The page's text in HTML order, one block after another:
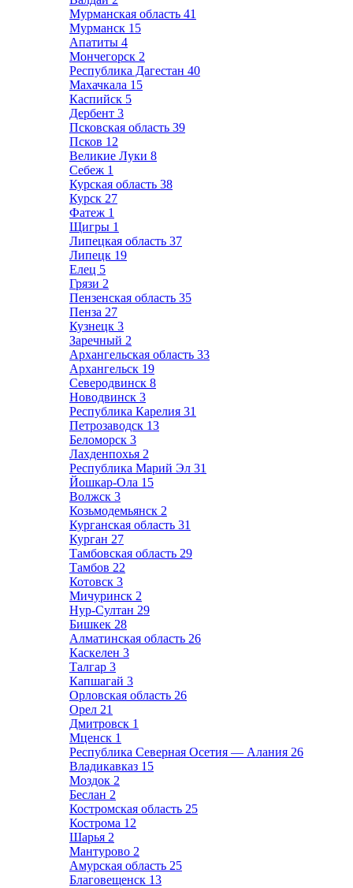
Мурманская область 41
Мурманск 15
Апатиты 4
Мончегорск 2
Республика Дагестан 40
Махачкала 15
Каспийск 5
Дербент 3
Псковская область 39
Псков 12
Великие Луки 8
Себеж 1
Курская область 38
Курск 27
Фатеж 1
Щигры 1
Липецкая область 37
Липецк 19
Елец 5
Грязи 2
Пензенская область 35
Пенза 27
Кузнецк 3
Заречный 2
Архангельская область 33
Архангельск 19
Северодвинск 8
Новодвинск 3
Республика Карелия 31
Петрозаводск 13
Беломорск 3
Лахденпохья 2
Республика Марий Эл 31
Йошкар-Ола 15
Волжск 3
Козьмодемьянск 2
Курганская область 31
Курган 27
Тамбовская область 29
Тамбов 22
Котовск 3
Мичуринск 2
Нур-Султан 29
Бишкек 28
Алматинская область 26
Каскелен 3
Талгар 3
Капшагай 3
Орловская область 26
Орел 21
Дмитровск 1
Мценск 1
Республика Северная Осетия — Алания 26
Владикавказ 15
Моздок 2
Беслан 2
Костромская область 25
Кострома 12
Шарья 2
Мантурово 2
Амурская область 25
Благовещенск 13